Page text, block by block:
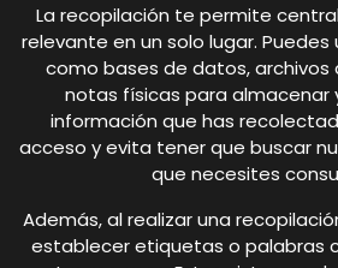
La recopilación te permite
relevante en un solo lugar.
como bases de datos, archivos
notas físicas para almacenar
información que has
acceso y evita tener que buscar
que necesites
Además, al realizar una
establecer etiquetas o palabras